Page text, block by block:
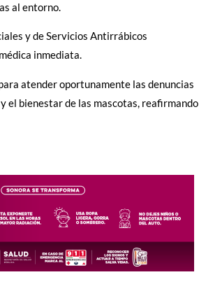
al entorno.
y de Servicios Antirrábicos
inmediata.
atender oportunamente las denuncias
el bienestar de las mascotas, reafirmando